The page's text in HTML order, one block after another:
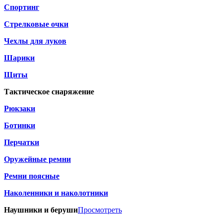
Спортинг
Стрелковые очки
Чехлы для луков
Шарики
Щиты
Тактическое снаряжение
Рюкзаки
Ботинки
Перчатки
Оружейные ремни
Ремни поясные
Наколенники и наколотники
Наушники и берушиПросмотреть